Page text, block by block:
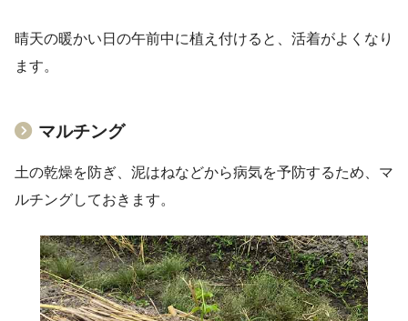
晴天の暖かい日の午前中に植え付けると、活着がよくなり
ます。
マルチング
土の乾燥を防ぎ、泥はねなどから病気を予防するため、マ
ルチングしておきます。